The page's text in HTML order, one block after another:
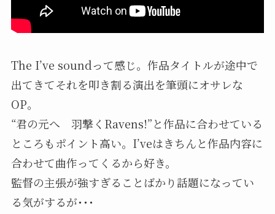
The I’ve soundって感じ。作品タイトルが途中で
出てきてそれを叩き割る演出を筆頭にオサレな
OP。
“君の元へ 羽撃くRavens!”と作品に合わせている
ところもポイント高い。I’veはきちんと作品内容に
合わせて曲作ってくるから好き。
監督の主張が強すぎることばかり話題になってい
る気がするが･･･